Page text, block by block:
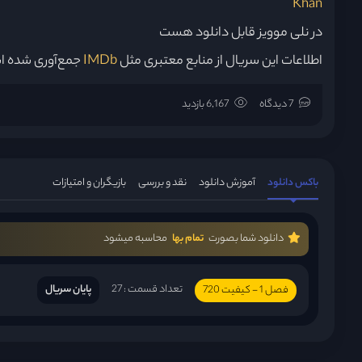
Khan
در نلی موویز قابل دانلود هست
اطلاعات این سریال از منابع معتبری مثلIMDbجمع‌آوری شده
باکس دانلود آموزش دانلود نقد و بررسی بازیگران و امتیازات
دانلود شما بصورت تمام بها محاسبه میشود
فصل 1 - کیفیت 720 تعداد قسمت : 27 پایان سریال